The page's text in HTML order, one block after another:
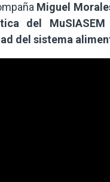
Miguel
del
del sistema